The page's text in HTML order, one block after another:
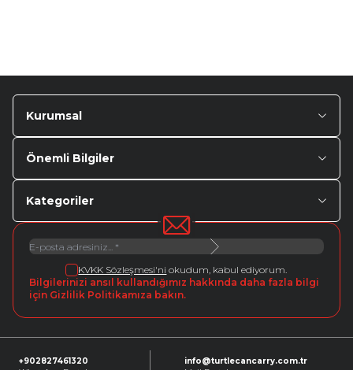
Kurumsal
Önemli Bilgiler
Kategoriler
KVKK Sözleşmesi'ni okudum, kabul ediyorum.
Bilgilerinizi ansıl kullandığımız hakkında daha fazla bilgi
için Gizlilik Politikamıza bakın.
+902827461320
info@turtlecancarry.com.tr